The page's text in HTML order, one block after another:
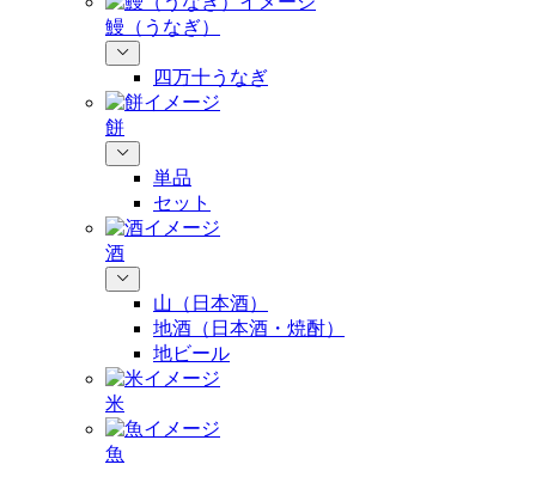
鰻（うなぎ）
四万十うなぎ
餅
単品
セット
酒
山（日本酒）
地酒（日本酒・焼酎）
地ビール
米
魚